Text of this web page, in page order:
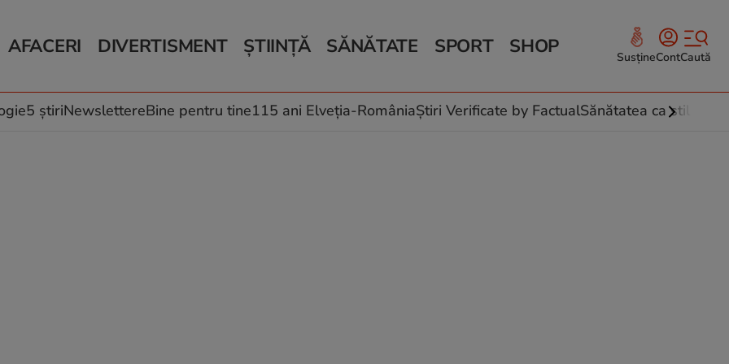
AFACERI
Auto
Locuri de muncă
DIVERTISMENT
Horoscop
Muzică și Filme
ȘTIINȚĂ
Schimbări climatice
SĂNĂTATE
Relații
Rețete culinare
SPORT SHOP SusțineContCaută
5 știriNewslettereBine pentru tine115 ani Elveția-RomâniaȘtiri Verificate by FactualSănătatea ca stil de